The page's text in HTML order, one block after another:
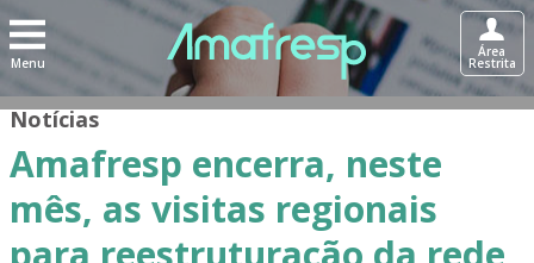
Menu
Área
Restrita
Notícias
Amafresp encerra, neste
mês, as visitas regionais